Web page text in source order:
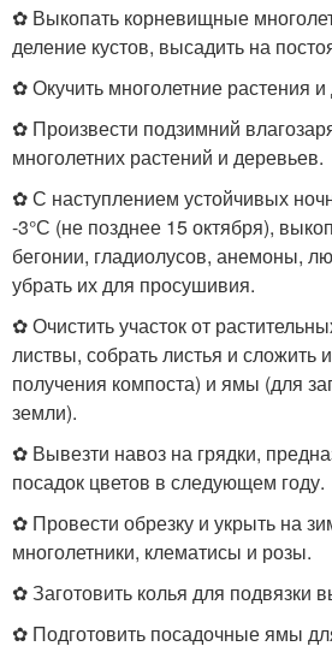
✿ Выкопать корневищные
деление кустов, высадить на
✿ Окучить многолетние растения
✿ Произвести подзимний
многолетних растений и деревьев.
✿ С наступлением устойчивых
-3°С (не позднее 15 октября),
бегонии, гладиолусов, анемоны,
убрать их для просушивия.
✿ Очистить участок от
листвы, собрать листья и сложить
получения компоста) и ямы (для
земли).
✿ Вывезти навоз на грядки,
посадок цветов в следующем году.
✿ Провести обрезку и укрыть на
многолетники, клематисы и розы.
✿ Заготовить колья для подвязки
✿ Подготовить посадочные ямы